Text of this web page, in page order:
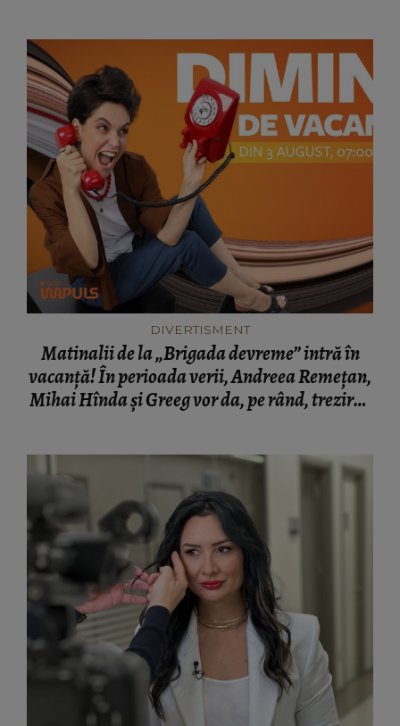
DIVERTISMENT
Matinalii de la „Brigada devreme” intră în
vacanță! În perioada verii, Andreea Remețan,
Mihai Hînda și Greeg vor da, pe rând, trezirea